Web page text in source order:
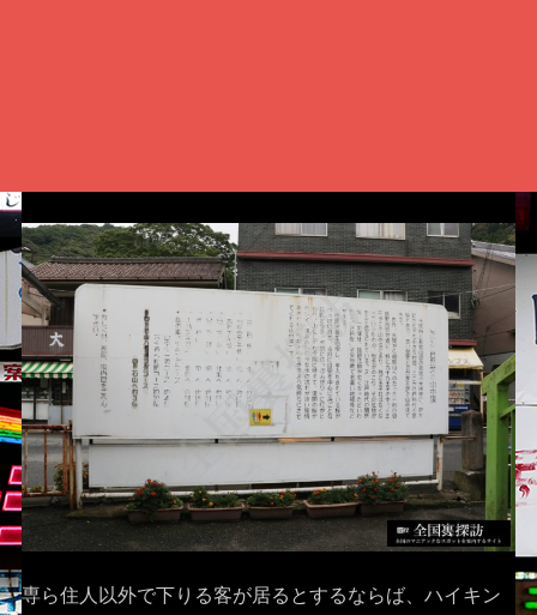
専ら住人以外で下りる客が居るとするならば、ハイキン